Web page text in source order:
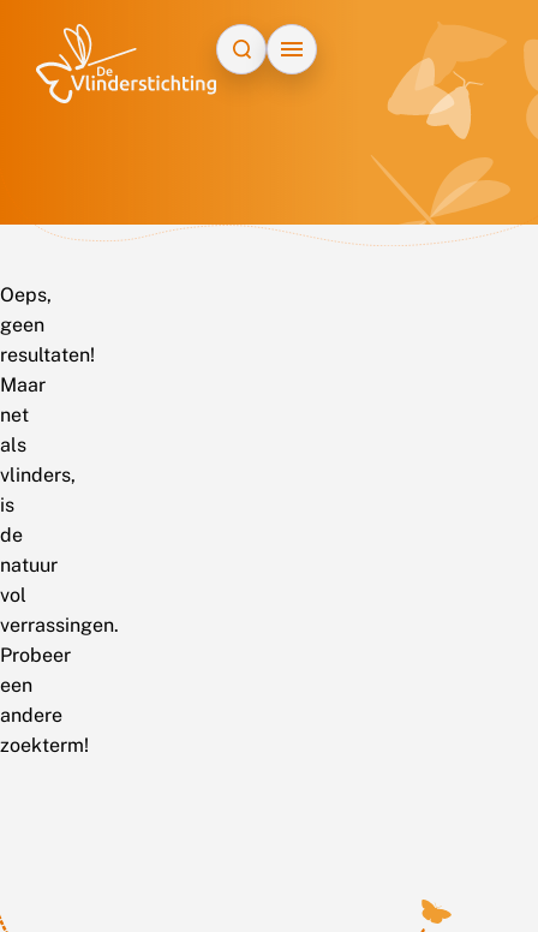
Oeps,
geen
resultaten!
Maar
net
als
vlinders,
is
de
natuur
vol
verrassingen.
Probeer
een
andere
zoekterm!